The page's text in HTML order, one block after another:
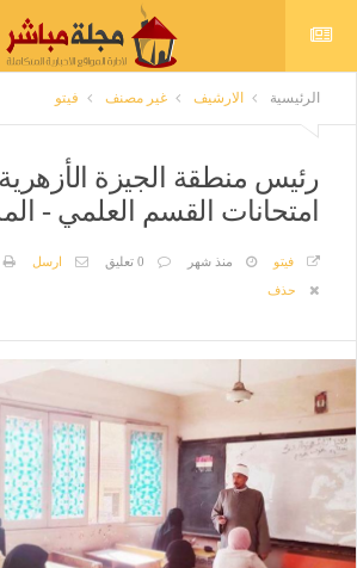
الرئيسية الارشيف غير مصنف فيتو
رئيس منطقة الجيزة الأزهرية
امتحانات القسم العلمي -
فيتو منذ شهر 0 تعليق ارسل
حذف